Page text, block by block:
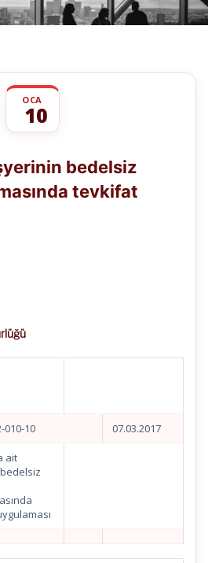
OCA
10
işyerinin
bedelsiz
olarak
bedelsiz
tevkifat
010-10 07.03.2017
ait